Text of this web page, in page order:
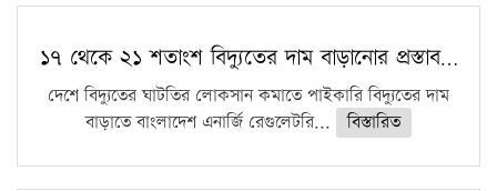
১৭ থেকে ২১ শতাংশ বিদ্যুতের দাম বাড়ানোর প্রস্তাব…
দেশে বিদ্যুতের ঘাটতির লোকসান কমাতে পাইকারি বিদ্যুতের দাম
বাড়াতে বাংলাদেশ এনার্জি রেগুলেটরি...
বিস্তারিত